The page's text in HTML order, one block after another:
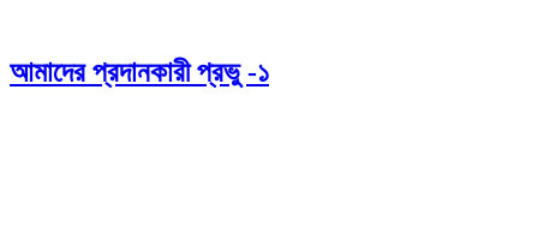
আমাদের প্রদানকারী প্রভু -১